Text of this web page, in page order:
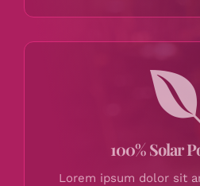
100% Solar
Lorem ipsum dolor sit